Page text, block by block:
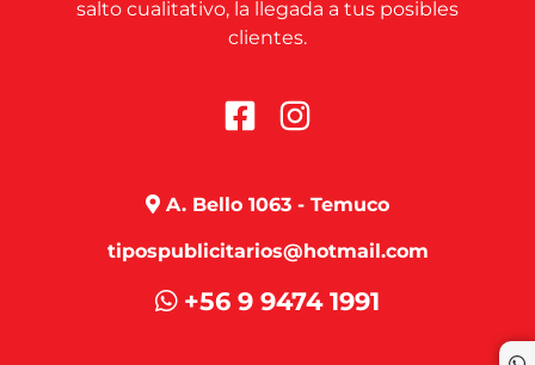
salto cualitativo, la llegada a tus posibles
clientes.
A. Bello 1063 - Temuco
tipospublicitarios@hotmail.com
+56 9 9474 1991